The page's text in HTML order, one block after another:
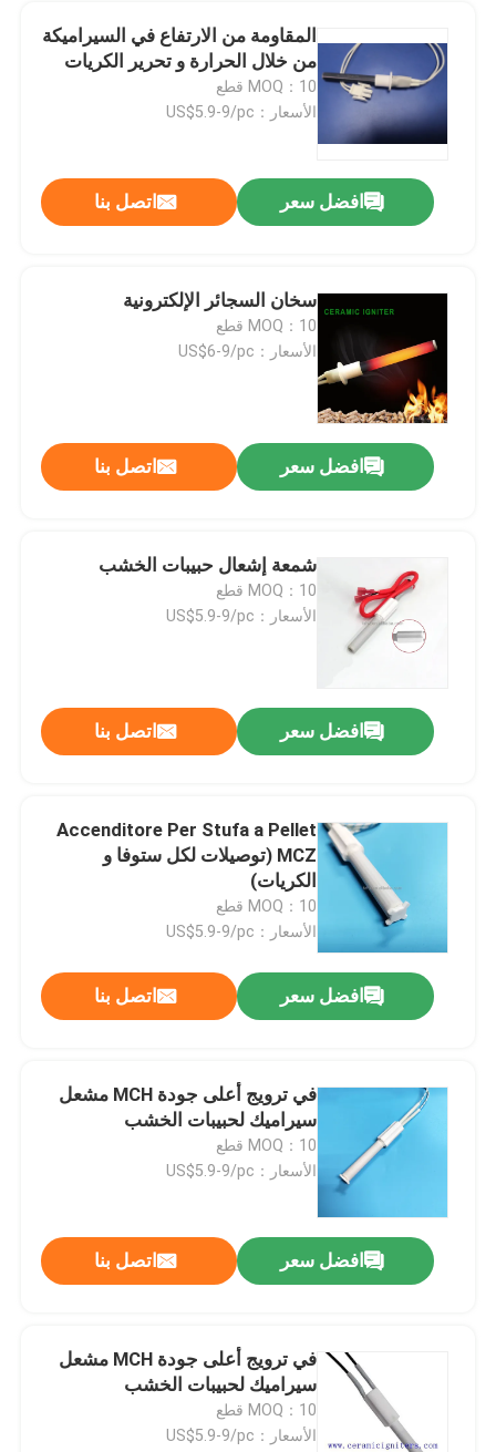
اترك رسالة
إرسال
المقاومة من الارتفاع في السيراميكة
من خلال الحرارة و تحرير الكريات
MOQ：10 قطع
الأسعار：US$5.9-9/pc
افضل سعر اتصل بنا
سخان السجائر الإلكترونية
MOQ：10 قطع
الأسعار：US$6-9/pc
افضل سعر اتصل بنا
شمعة إشعال حبيبات الخشب
MOQ：10 قطع
الأسعار：US$5.9-9/pc
افضل سعر اتصل بنا
Accenditore Per Stufa a Pellet
MCZ (توصيلات لكل ستوفا و
الكريات)
MOQ：10 قطع
الأسعار：US$5.9-9/pc
افضل سعر اتصل بنا
في ترويج أعلى جودة MCH مشعل
سيراميك لحبيبات الخشب
MOQ：10 قطع
الأسعار：US$5.9-9/pc
افضل سعر اتصل بنا
في ترويج أعلى جودة MCH مشعل
سيراميك لحبيبات الخشب
MOQ：10 قطع
الأسعار：US$5.9-9/pc